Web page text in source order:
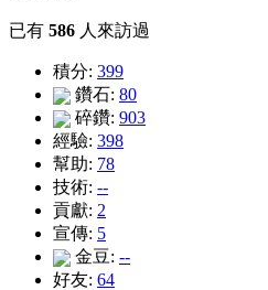
已有 586 人來訪過
積分: 399
鑽石: 80
碎鑽: 903
經驗: 398
幫助: 78
技術: --
貢獻: 2
宣傳: 5
金豆: --
好友: 64